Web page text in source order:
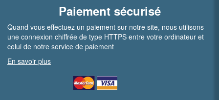
Paiement sécurisé
Quand vous effectuez un paiement sur notre site, nous utilisons
une connexion chiffrée de type HTTPS entre votre ordinateur et
celui de notre service de paiement
En savoir plus